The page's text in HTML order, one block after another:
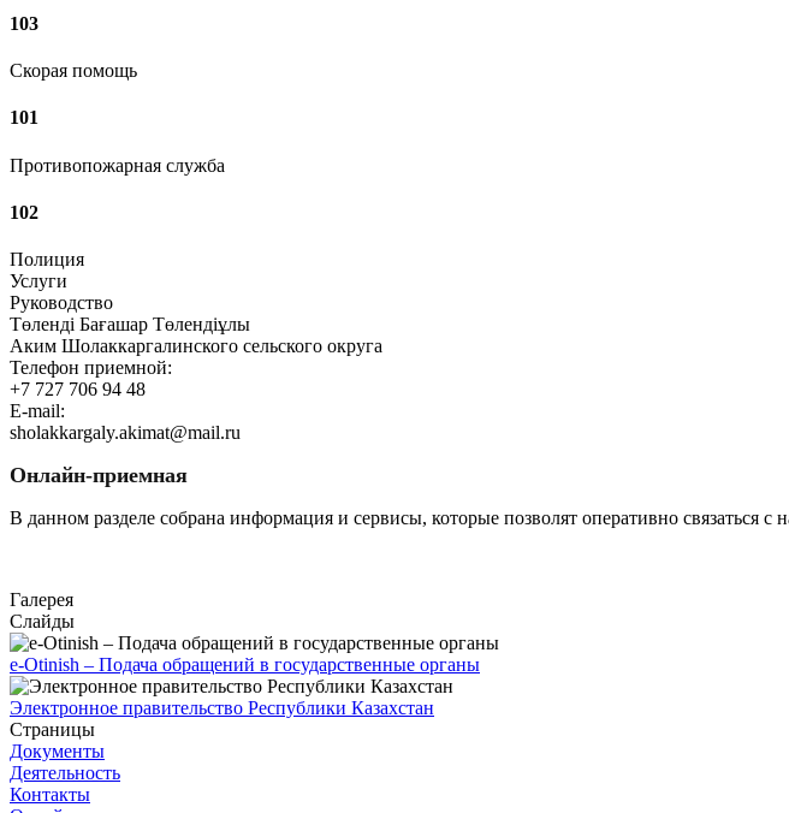
103
Скорая помощь
101
Противопожарная служба
102
Полиция
Услуги
Руководство
Төленді Бағашар Төлендіұлы
Аким Шолаккаргалинского сельского округа
Телефон приемной:
+7 727 706 94 48
E-mail:
sholakkargaly.akimat@mail.ru
Онлайн-приемная
В данном разделе собрана информация и сервисы, которые позволят оперативно связаться
Галерея
Слайды
e-Otinish – Подача обращений в государственные органы
Электронное правительство Республики Казахстан
Страницы
Документы
Деятельность
Контакты